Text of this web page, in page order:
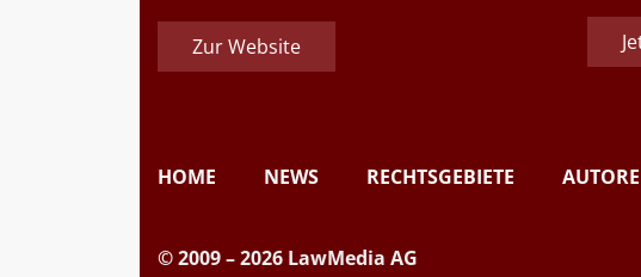
Zur Website
HOME NEWS RECHTSGEBIETE
© 2009 – 2026 LawMedia AG